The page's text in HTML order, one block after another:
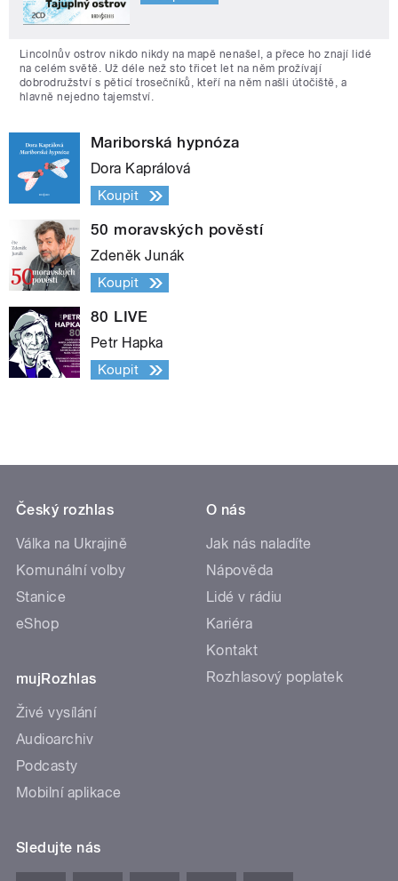
Lincolnův ostrov nikdo nikdy na mapě nenašel, a přece ho znají lidé
na celém světě. Už déle než sto třicet let na něm prožívají
dobrodružství s pěticí trosečníků, kteří na něm našli útočiště, a
hlavně nejedno tajemství.
Mariborská hypnóza
Dora Kaprálová
Koupit
50 moravských pověstí
Zdeněk Junák
Koupit
80 LIVE
Petr Hapka
Koupit
Český rozhlas
Válka na Ukrajině
Komunální volby
Stanice
eShop
mujRozhlas
Živé vysílání
Audioarchiv
Podcasty
Mobilní aplikace
O nás
Jak nás naladíte
Nápověda
Lidé v rádiu
Kariéra
Kontakt
Rozhlasový poplatek
Sledujte nás